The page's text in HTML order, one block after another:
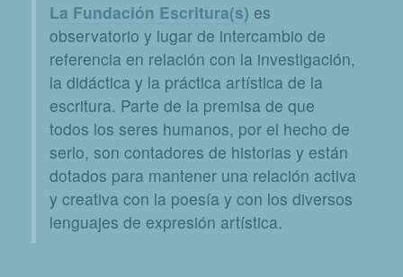
La Fundación Escritura(s) es
observatorio y lugar de intercambio de
referencia en relación con la investigación,
la didáctica y la práctica artística de la
escritura. Parte de la premisa de que
todos los seres humanos, por el hecho de
serlo, son contadores de historias y están
dotados para mantener una relación activa
y creativa con la poesía y con los diversos
lenguajes de expresión artística.